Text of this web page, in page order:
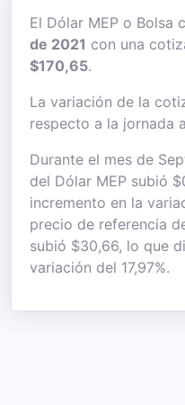
El Dólar MEP o Bolsa
de 2021 con una
$170,65.
La variación de la
respecto a la jornada
Durante el mes de
del Dólar MEP subió
incremento en la
precio de referencia
subió $30,66, lo que
variación del 17,97%.